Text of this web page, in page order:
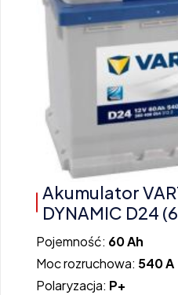
Akumulator
DYNAMIC D24
Pojemność: 60 Ah
Moc rozruchowa: 540 A
Polaryzacja: P+